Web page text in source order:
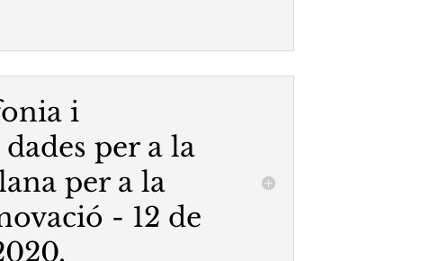
i
per a la
per a la
- 12 de